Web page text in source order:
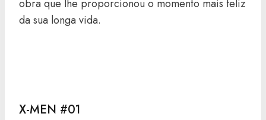
obra que lhe proporcionou o momento mais feliz
da sua longa vida.
X-MEN #01